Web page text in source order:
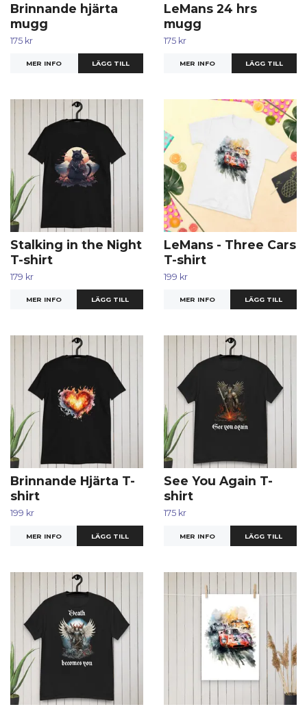
Brinnande hjärta
mugg
175 kr
MER INFO
LeMans 24 hrs
mugg
175 kr
MER INFO
Stalking in the Night
T-shirt
179 kr
MER INFO LÄGG TILL
LeMans - Three Cars
T-shirt
199 kr
MER INFO LÄGG TILL
Brinnande Hjärta T-
shirt
199 kr
MER INFO LÄGG TILL
See You Again T-
shirt
175 kr
MER INFO LÄGG TILL